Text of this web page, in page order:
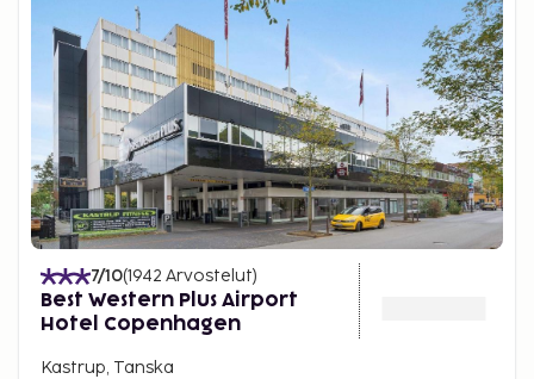
7/10(1942 Arvostelut)
Best Western Plus Airport
Hotel Copenhagen
Kastrup, Tanska